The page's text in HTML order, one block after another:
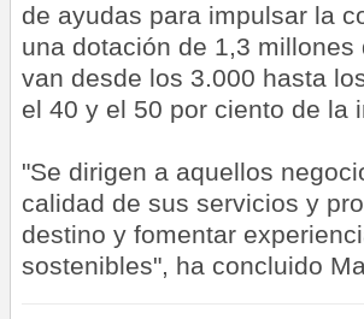
de ayudas para impulsar la
una dotación de 1,3
van desde los 3.000 hasta
el 40 y el 50 por ciento de la
"Se dirigen a aquellos
calidad de sus servicios y
destino y fomentar
sostenibles", ha concluido